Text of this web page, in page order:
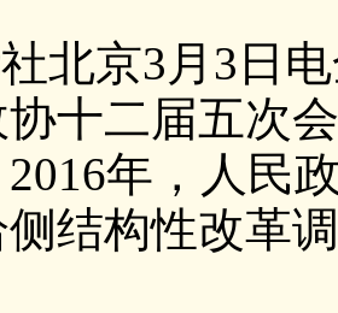
北京3月3日
十二届五次
年，人民
结构性改革